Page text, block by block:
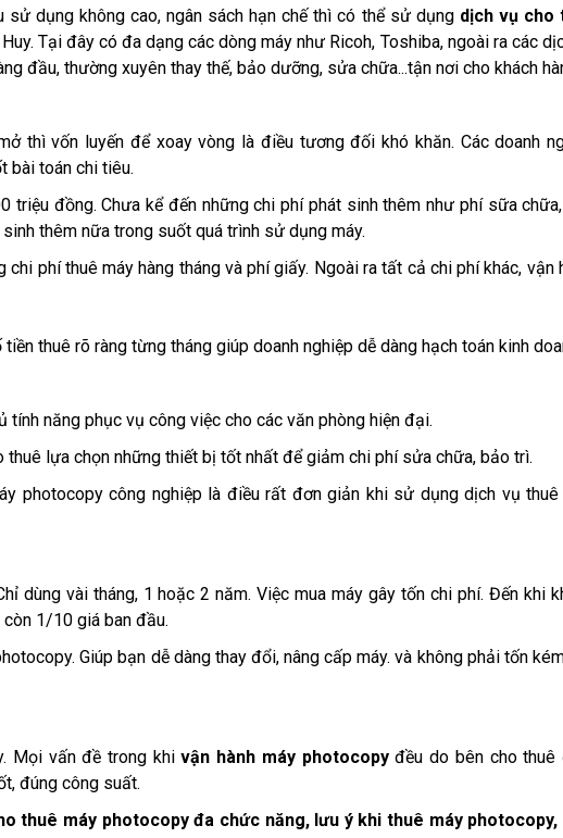
sử dụng không cao, ngân sách hạn chế thì có thể sử dụngdịch vụ cho
Tại đây có đa dạng các dòng máy như Ricoh, Toshiba, ngoài ra các
đầu, thường xuyên thay thế, bảo dưỡng, sửa chữa...tận nơi cho khách
thì vốn luyến để xoay vòng là điều tương đối khó khăn. Các doanh
bài toán chi tiêu.
triệu đồng. Chưa kể đến những chi phí phát sinh thêm như phí sữa
thêm nữa trong suốt quá trình sử dụng máy.
phí thuê máy hàng tháng và phí giấy. Ngoài ra tất cả chi phí khác, vận
thuê rõ ràng từng tháng giúp doanh nghiệp dễ dàng hạch toán kinh
năng phục vụ công việc cho các văn phòng hiện đại.
lựa chọn những thiết bị tốt nhất để giảm chi phí sửa chữa, bảo trì.
photocopy công nghiệp là điều rất đơn giản khi sử dụng dịch vụ thuê
dùng vài tháng, 1 hoặc 2 năm. Việc mua máy gây tốn chi phí. Đến khi
1/10 giá ban đầu.
Giúp bạn dễ dàng thay đổi, nâng cấp máy. và không phải tốn
Mọi vấn đề trong khivận hành máy photocopyđều do bên cho thuê
đúng công suất.
thuê máy photocopy đa chức năng, lưu ý khi thuê máy photocopy,